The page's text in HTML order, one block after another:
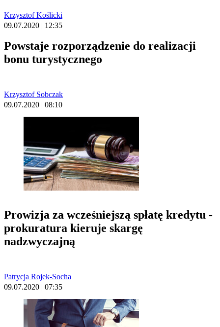
Krzysztof Koślicki
09.07.2020 | 12:35
Powstaje rozporządzenie do realizacji
bonu turystycznego
Krzysztof Sobczak
09.07.2020 | 08:10
Prowizja za wcześniejszą spłatę kredytu -
prokuratura kieruje skargę
nadzwyczajną
Patrycja Rojek-Socha
09.07.2020 | 07:35